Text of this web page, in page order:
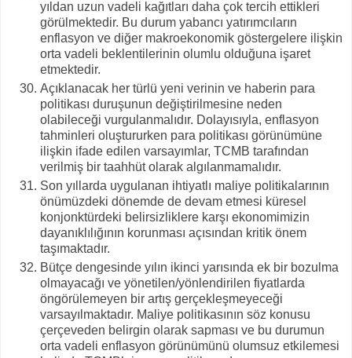
yıldan uzun vadeli kağıtları daha çok tercih ettikleri
görülmektedir. Bu durum yabancı yatırımcıların
enflasyon ve diğer makroekonomik göstergelere ilişkin
orta vadeli beklentilerinin olumlu olduğuna işaret
etmektedir.
Açıklanacak her türlü yeni verinin ve haberin para
politikası duruşunun değiştirilmesine neden
olabileceği vurgulanmalıdır. Dolayısıyla, enflasyon
tahminleri oluştururken para politikası görünümüne
ilişkin ifade edilen varsayımlar, TCMB tarafından
verilmiş bir taahhüt olarak algılanmamalıdır.
Son yıllarda uygulanan ihtiyatlı maliye politikalarının
önümüzdeki dönemde de devam etmesi küresel
konjonktürdeki belirsizliklere karşı ekonomimizin
dayanıklılığının korunması açısından kritik önem
taşımaktadır.
Bütçe dengesinde yılın ikinci yarısında ek bir bozulma
olmayacağı ve yönetilen/yönlendirilen fiyatlarda
öngörülemeyen bir artış gerçekleşmeyeceği
varsayılmaktadır. Maliye politikasının söz konusu
çerçeveden belirgin olarak sapması ve bu durumun
orta vadeli enflasyon görünümünü olumsuz etkilemesi